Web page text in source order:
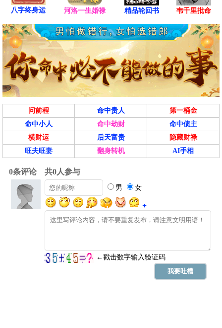
八字终身运 河洛一生婚禄 精品轮回书 韦千里批命
问前程 命中贵人
第一桶金
命中小人
命中劫财
命中债主
横财运
后天富贵
隐藏财禄
旺夫旺妻
翻身转机 AI手相